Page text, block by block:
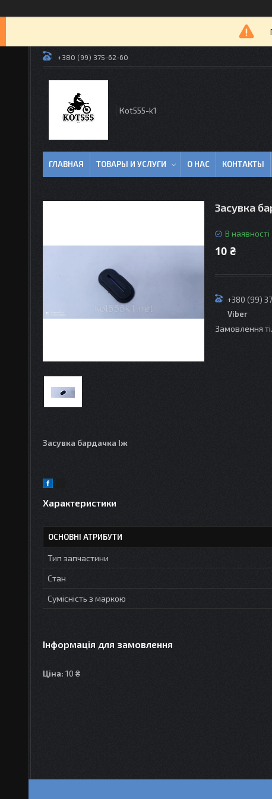
+380 (99) 375-62-60
Кot555-k1
ГЛАВНАЯ ТОВАРЫ И УСЛУГИ О НАС КОНТАКТЫ
Засувка
В наявності
10 ₴
+380 (99)
Viber
Замовлення
Засувка бардачка Іж
Характеристики
ОСНОВНІ АТРИБУТИ
Тип запчастини
Стан
Сумісність з маркою
Інформація для замовлення
Ціна: 10 ₴